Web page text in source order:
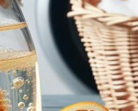
Lave Vaiselle
BAIN ET
Gel douche
Savon
Huile de bain
Pain moussant